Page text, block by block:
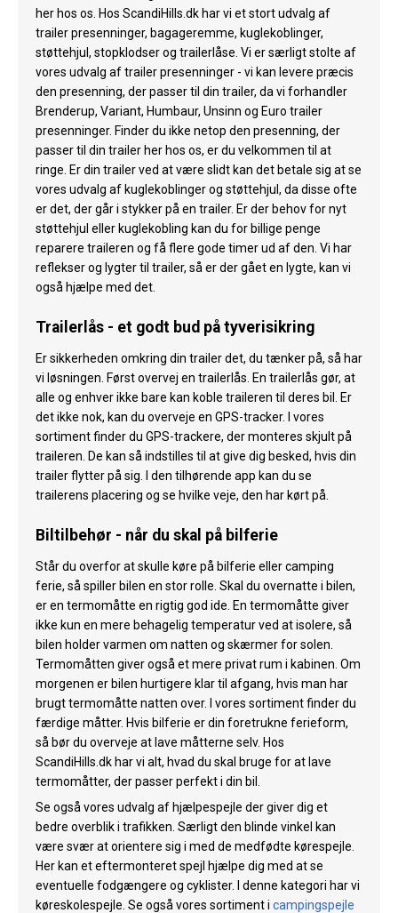
her hos os. Hos ScandiHills.dk har vi et stort udvalg af
trailer presenninger, bagageremme, kuglekoblinger,
støttehjul, stopklodser og trailerlåse. Vi er særligt stolte af
vores udvalg af trailer presenninger - vi kan levere præcis
den presenning, der passer til din trailer, da vi forhandler
Brenderup, Variant, Humbaur, Unsinn og Euro trailer
presenninger. Finder du ikke netop den presenning, der
passer til din trailer her hos os, er du velkommen til at
ringe. Er din trailer ved at være slidt kan det betale sig at se
vores udvalg af kuglekoblinger og støttehjul, da disse ofte
er det, der går i stykker på en trailer. Er der behov for nyt
støttehjul eller kuglekobling kan du for billige penge
reparere traileren og få flere gode timer ud af den. Vi har
reflekser og lygter til trailer, så er der gået en lygte, kan vi
også hjælpe med det.
Trailerlås - et godt bud på tyverisikring
Er sikkerheden omkring din trailer det, du tænker på, så har
vi løsningen. Først overvej en trailerlås. En trailerlås gør, at
alle og enhver ikke bare kan koble traileren til deres bil. Er
det ikke nok, kan du overveje en GPS-tracker. I vores
sortiment finder du GPS-trackere, der monteres skjult på
traileren. De kan så indstilles til at give dig besked, hvis din
trailer flytter på sig. I den tilhørende app kan du se
trailerens placering og se hvilke veje, den har kørt på.
Biltilbehør - når du skal på bilferie
Står du overfor at skulle køre på bilferie eller camping
ferie, så spiller bilen en stor rolle. Skal du overnatte i bilen,
er en termomåtte en rigtig god ide. En termomåtte giver
ikke kun en mere behagelig temperatur ved at isolere, så
bilen holder varmen om natten og skærmer for solen.
Termomåtten giver også et mere privat rum i kabinen. Om
morgenen er bilen hurtigere klar til afgang, hvis man har
brugt termomåtte natten over. I vores sortiment finder du
færdige måtter. Hvis bilferie er din foretrukne ferieform,
så bør du overveje at lave måtterne selv. Hos
ScandiHills.dk har vi alt, hvad du skal bruge for at lave
termomåtter, der passer perfekt i din bil.
Se også vores udvalg af hjælpespejle der giver dig et
bedre overblik i trafikken. Særligt den blinde vinkel kan
være svær at orientere sig i med de medfødte kørespejle.
Her kan et eftermonteret spejl hjælpe dig med at se
eventuelle fodgængere og cyklister. I denne kategori har vi
køreskolespejle. Se også vores sortiment i campingspejle